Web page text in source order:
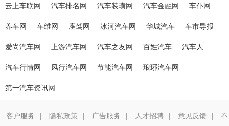
云上车联网 汽车排名网 汽车装璜网 汽车金融网 车仆网
养车网 车维网 座驾网 冰河汽车网 华城汽车 车市导报
爱尚汽车网 上游汽车网 汽车之友网 百姓汽车 汽车人
汽车行情网 风行汽车网 节能汽车网 琅琊汽车网
第一汽车资讯网
客户服务 | 隐私政策 | 广告服务 | 人才招聘 | 意见反馈 | 不